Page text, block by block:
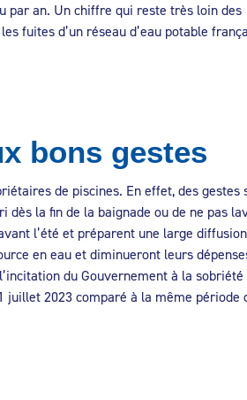
par an. Un chiffre qui reste très loin
fuites d’un réseau d’eau potable
bons gestes
de piscines. En effet, des gestes
la fin de la baignade ou de ne pas
l’été et préparent une large
en eau et diminueront leurs
du Gouvernement à la
2023 comparé à la même période